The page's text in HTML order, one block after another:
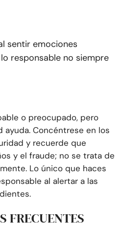
sentir emociones
responsable no siempre
o preocupado, pero
ayuda. Concéntrese en los
y recuerde que
y el fraude; no se trata de
Lo único que haces
al alertar a las
FRECUENTES